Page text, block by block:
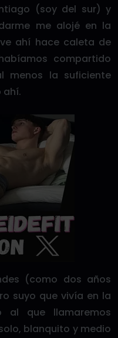
(soy del sur) y
me alojé en la
ahí hace caleta de
compartido
menos la suficiente
ahí.
(como dos años
suyo que vivía en la
que llamaremos
blanquito y medio